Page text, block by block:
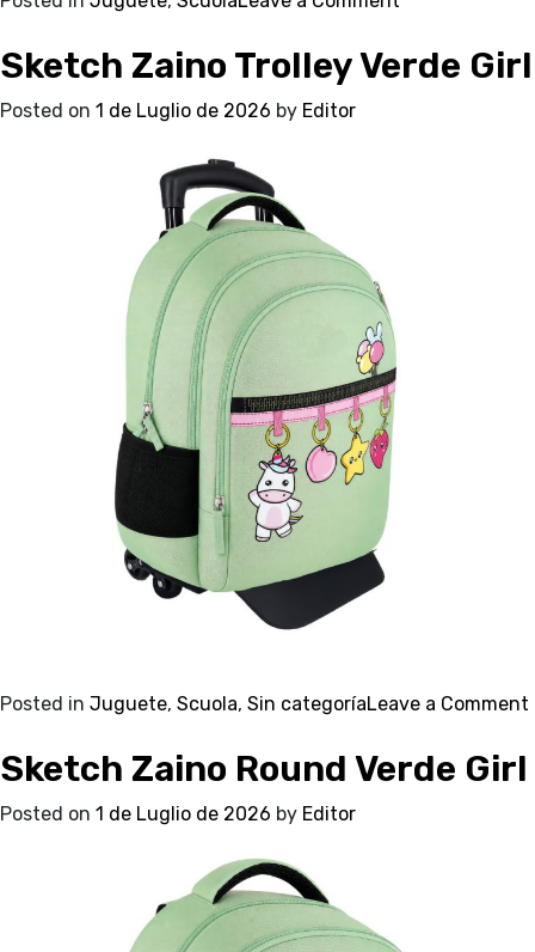
Astuccio
Ovale
Sketch Zaino Trolley Verde Girl
Posted on 1 de Luglio de 2026 by Editor
Posted in Juguete, Scuola, Sin categoríaLeave a Comment
Sketch Zaino Round Verde Girl
Posted on 1 de Luglio de 2026 by Editor